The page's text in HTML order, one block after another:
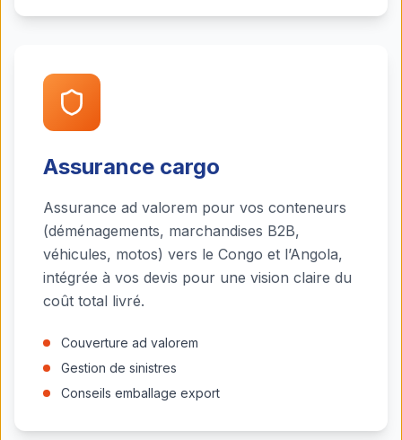
Assurance cargo
Assurance ad valorem pour vos conteneurs
(déménagements, marchandises B2B,
véhicules, motos) vers le Congo et l’Angola,
intégrée à vos devis pour une vision claire du
coût total livré.
Couverture ad valorem
Gestion de sinistres
Conseils emballage export